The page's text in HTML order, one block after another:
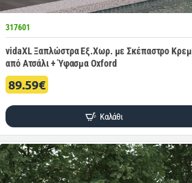
317601
vidaXL Ξαπλώστρα Εξ.Χωρ. με Σκέπαστρο Κρεμ
από Ατσάλι + Ύφασμα Oxford
89.59€
Καλάθι